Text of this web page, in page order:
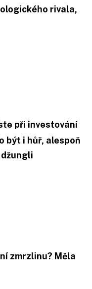
rivala,
při investování
být i hůř, alespoň
zmrzlinu? Měla